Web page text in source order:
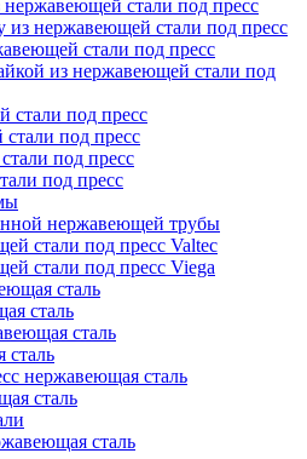
стали под пресс
из нержавеющей стали под пресс
стали под пресс
из нержавеющей стали под
стали под пресс
под пресс
под пресс
под пресс
нержавеющей трубы
стали под пресс Valtec
стали под пресс Viega
сталь
сталь
сталь
нержавеющая сталь
сталь
сталь